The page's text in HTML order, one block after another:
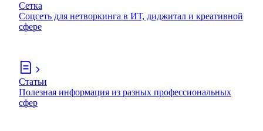
Сетка
Соцсеть для нетворкинга в ИТ, диджитал и креативной
сфере
Статьи
Полезная информация из разных профессиональных
сфер